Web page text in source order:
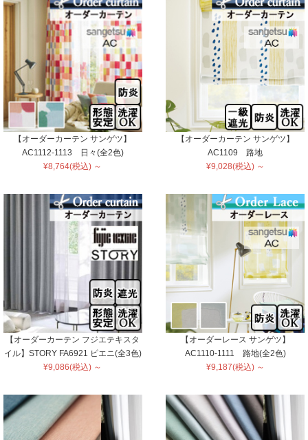
【オーダーカーテン サンゲツ】
AC1112-1113 日々(全2色)
¥8,764(税込) ～
【オーダーカーテン サンゲツ】
AC1109 路地
¥9,028(税込) ～
【オーダーカーテン フジエテキスタ
イル】STORY FA6921 ピエニ(全3色)
¥9,086(税込) ～
【オーダーレース サンゲツ】
AC1110-1111 路地(全2色)
¥9,187(税込) ～